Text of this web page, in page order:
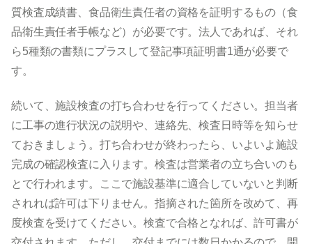
質検査成績書、食品衛生責任者の資格を証明するもの（食
品衛生責任者手帳など）が必要です。法人であれば、それ
ら5種類の書類にプラスして登記事項証明書1通が必要で
す。
続いて、施設検査の打ち合わせを行ってください。担当者
に工事の進行状況の説明や、連絡先、検査日時等を知らせ
ておきましょう。打ち合わせが終わったら、いよいよ施設
完成の確認検査に入ります。検査は営業者の立ち合いのも
とで行われます。ここで施設基準に適合していないと判断
されれば許可は下りません。指摘された箇所を改めて、再
度検査を受けてください。検査で合格となれば、許可書が